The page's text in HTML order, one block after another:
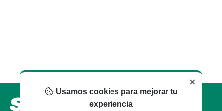
×
Usamos cookies para mejorar tu
experiencia